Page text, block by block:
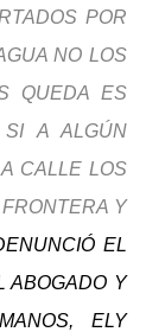
POR
NO LOS
QUEDA ES
SI A ALGÚN
CALLE LOS
Y
EL
ABOGADO Y
ELY